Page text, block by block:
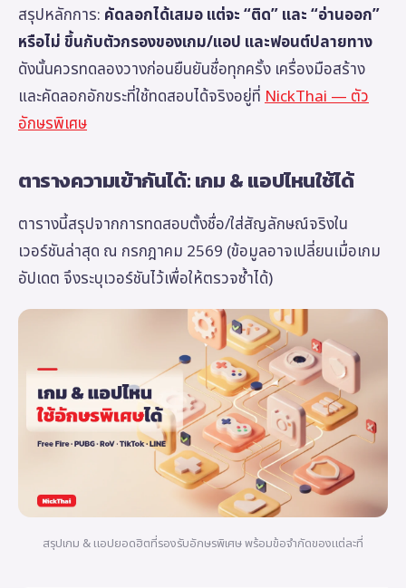
สรุปหลักการ: คัดลอกได้เสมอ แต่จะ “ติด” และ “อ่านออก”
หรือไม่ ขึ้นกับตัวกรองของเกม/แอป และฟอนต์ปลายทาง
ดังนั้นควรทดลองวางก่อนยืนยันชื่อทุกครั้ง เครื่องมือสร้าง
และคัดลอกอักขระที่ใช้ทดสอบได้จริงอยู่ที่NickThai — ตัว
อักษรพิเศษ
ตารางความเข้ากันได้: เกม & แอปไหนใช้ได้
ตารางนี้สรุปจากการทดสอบตั้งชื่อ/ใส่สัญลักษณ์จริงใน
เวอร์ชันล่าสุด ณ กรกฎาคม 2569 (ข้อมูลอาจเปลี่ยนเมื่อเกม
อัปเดต จึงระบุเวอร์ชันไว้เพื่อให้ตรวจซ้ำได้)
สรุปเกม & แอปยอดฮิตที่รองรับอักษรพิเศษ พร้อมข้อจำกัดของแต่ละที่